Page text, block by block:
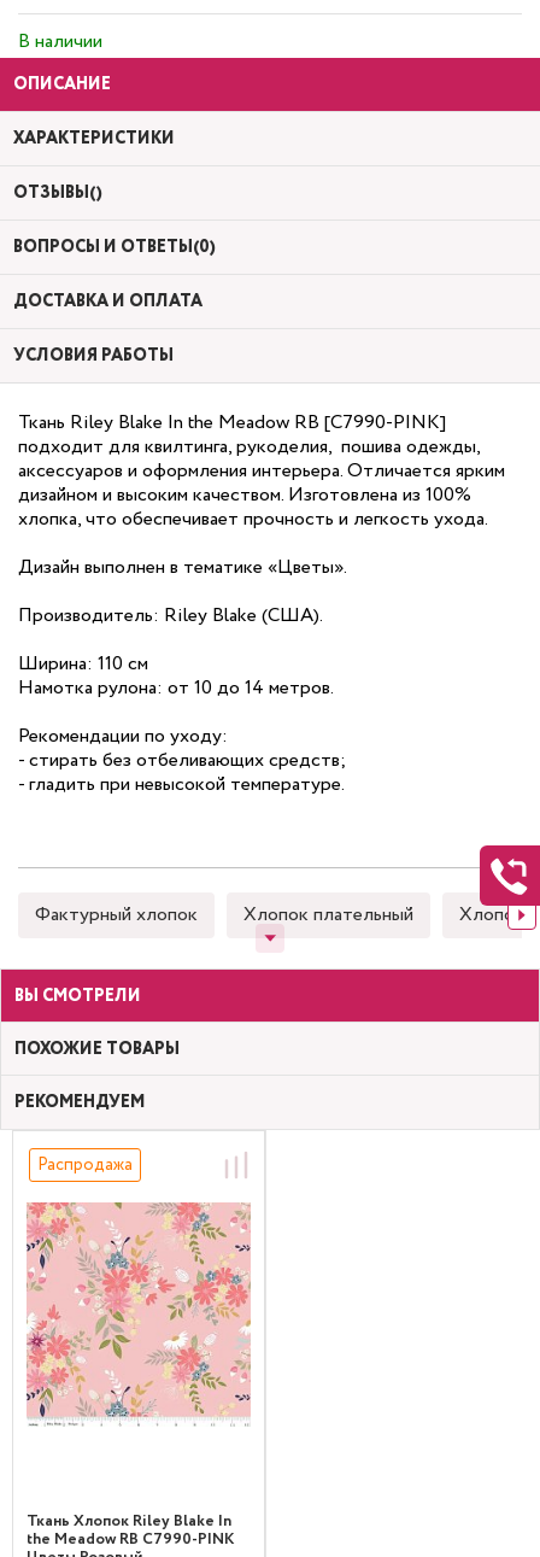
В наличии
ОПИСАНИЕ
ХАРАКТЕРИСТИКИ
ОТЗЫВЫ()
ВОПРОСЫ И ОТВЕТЫ(0)
ДОСТАВКА И ОПЛАТА
УСЛОВИЯ РАБОТЫ
Ткань Riley Blake In the Meadow RB [C7990-PINK]
подходит для квилтинга, рукоделия, пошива одежды,
аксессуаров и оформления интерьера. Отличается ярким
дизайном и высоким качеством. Изготовлена из 100%
хлопка, что обеспечивает прочность и легкость ухода.
Дизайн выполнен в тематике «Цветы».
Производитель: Riley Blake (США).
Ширина: 110 см
Намотка рулона: от 10 до 14 метров.
Рекомендации по уходу:
- стирать без отбеливающих средств;
- гладить при невысокой температуре.
Фактурный хлопок Хлопок плательный Хлопок
ВЫ СМОТРЕЛИ
ПОХОЖИЕ ТОВАРЫ
РЕКОМЕНДУЕМ
Распродажа
Ткань Хлопок Riley Blake In
the Meadow RB C7990-PINK